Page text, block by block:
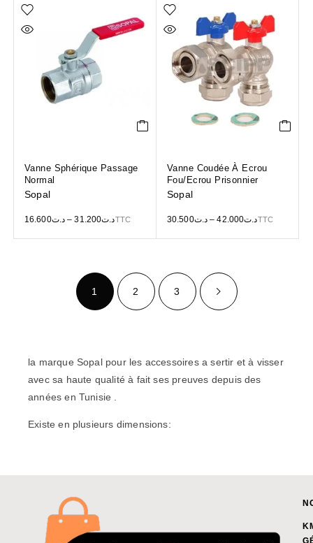
Vanne Sphérique Passage
Normal
Sopal
د.ت16.600 – د.ت31.200 TTC
Vanne Coudée À Ecrou
Fou/Ecrou Prisonnier
Sopal
د.ت30.500 – د.ت42.000 TTC
1 2 3
la marque Sopal pour les accessoires a sertir et à visser
avec sa haute qualité à fait ses preuves depuis des
années en Tunisie .
Existe en plusieurs dimensions: